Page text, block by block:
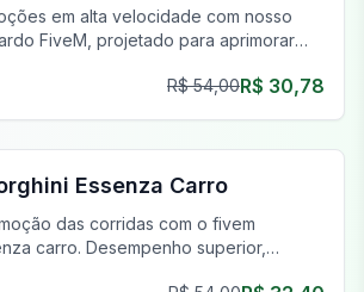
em alta velocidade com nosso
FiveM, projetado para aprimorar
R$ 54,00R$ 30,78
& Supercarros
Essenza Carro
das corridas com o fivem
carro. Desempenho superior,